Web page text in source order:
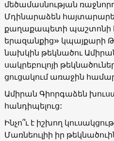
մեծամասնության
Մդինարաձեն
քաղաքապետի պաշտոնի
երազանքից» կպայքարի
նախկին թեկնածու
սակրեբուլոյի
ցուցակում առաջին
Ամիրան Գիորգաձեն
հանդիպելուց:
Ինչո՞ւ է իշխող
Մառնեուլիի իր